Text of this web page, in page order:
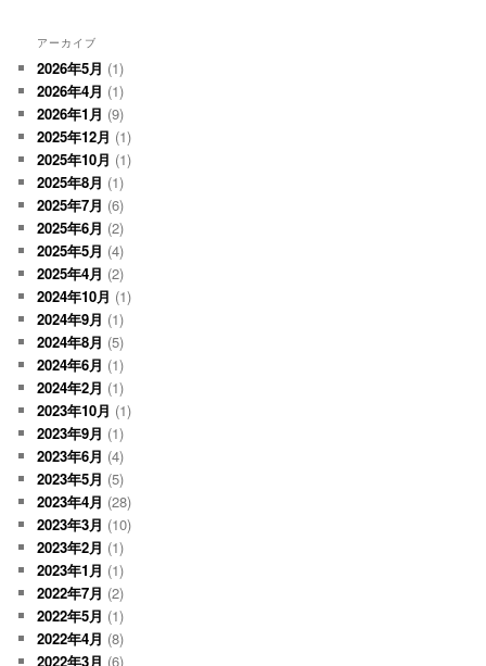
アーカイブ
2026年5月 (1)
2026年4月 (1)
2026年1月 (9)
2025年12月 (1)
2025年10月 (1)
2025年8月 (1)
2025年7月 (6)
2025年6月 (2)
2025年5月 (4)
2025年4月 (2)
2024年10月 (1)
2024年9月 (1)
2024年8月 (5)
2024年6月 (1)
2024年2月 (1)
2023年10月 (1)
2023年9月 (1)
2023年6月 (4)
2023年5月 (5)
2023年4月 (28)
2023年3月 (10)
2023年2月 (1)
2023年1月 (1)
2022年7月 (2)
2022年5月 (1)
2022年4月 (8)
2022年3月 (6)